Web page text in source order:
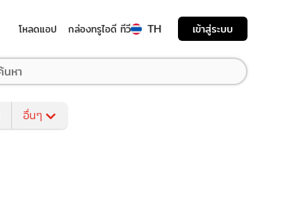
โหลดแอป กล่องทรูไอดี ทีวี TH เข้าสู่ระบบ
อื่นๆ